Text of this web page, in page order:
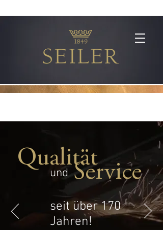
Qualität
und Service
seit über 170
Jahren!